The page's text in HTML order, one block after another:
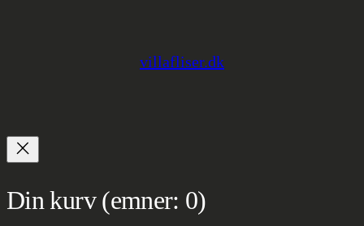
villafliser.dk
Din kurv(emner: 0)